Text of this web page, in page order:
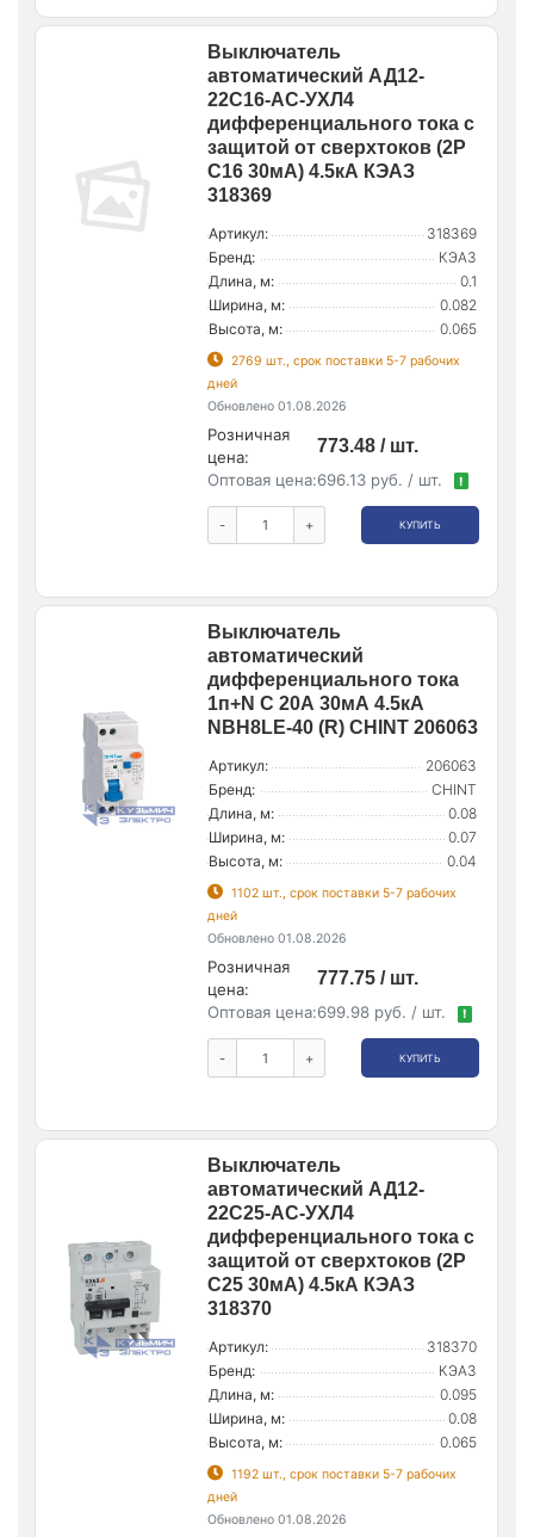
Выключатель
автоматический АД12-
22C16-AC-УХЛ4
дифференциального тока с
защитой от сверхтоков (2P
C16 30мА) 4.5кА КЭАЗ
318369
Артикул:
318369
Бренд:
КЭАЗ
Длина, м:
0.1
Ширина, м:
0.082
Высота, м:
0.065
2769 шт., срок поставки 5-7 рабочих
дней
Обновлено 01.08.2026
Розничная
цена:
773.48 / шт.
Оптовая цена:696.13 руб. / шт. !
- + КУПИТЬ
Выключатель
автоматический
дифференциального тока
1п+N C 20А 30мА 4.5кА
NBH8LE-40 (R) CHINT 206063
Артикул:
206063
Бренд:
CHINT
Длина, м:
0.08
Ширина, м:
0.07
Высота, м:
0.04
1102 шт., срок поставки 5-7 рабочих
дней
Обновлено 01.08.2026
Розничная
цена:
777.75 / шт.
Оптовая цена:699.98 руб. / шт. !
- + КУПИТЬ
Выключатель
автоматический АД12-
22C25-АC-УХЛ4
дифференциального тока с
защитой от сверхтоков (2P
C25 30мА) 4.5кА КЭАЗ
318370
Артикул:
318370
Бренд:
КЭАЗ
Длина, м:
0.095
Ширина, м:
0.08
Высота, м:
0.065
1192 шт., срок поставки 5-7 рабочих
дней
Обновлено 01.08.2026